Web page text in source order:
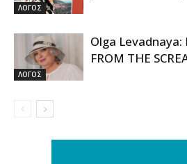
ΛΟΓΟΣ
ΛΟΓΟΣ
Olga Levadnaya:
FROM THE